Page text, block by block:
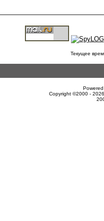
Текущее
Copyright ©2000 -